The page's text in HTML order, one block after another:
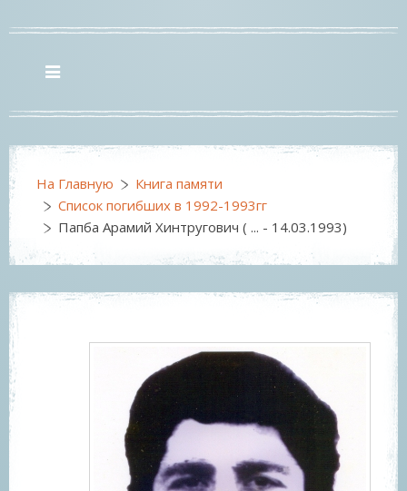
На Главную
Книга памяти
Список погибших в 1992-1993гг
Папба Арамий Хинтругович ( ... - 14.03.1993)